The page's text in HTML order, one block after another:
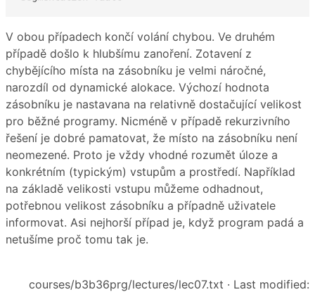
V obou případech končí volání chybou. Ve druhém
případě došlo k hlubšímu zanoření. Zotavení z
chybějícího místa na zásobníku je velmi náročné,
narozdíl od dynamické alokace. Výchozí hodnota
zásobníku je nastavana na relativně dostačující velikost
pro běžné programy. Nicméně v případě rekurzivního
řešení je dobré pamatovat, že místo na zásobníku není
neomezené. Proto je vždy vhodné rozumět úloze a
konkrétním (typickým) vstupům a prostředí. Například
na základě velikosti vstupu můžeme odhadnout,
potřebnou velikost zásobníku a případně uživatele
informovat. Asi nejhorší případ je, když program padá a
netušíme proč tomu tak je.
courses/b3b36prg/lectures/lec07.txt · Last modified: